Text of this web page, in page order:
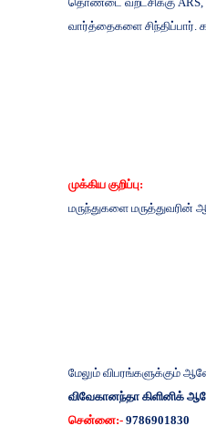
வார்த்தைகளை சிந்திப்பார்.
முக்கிய குறிப்பு:
மருந்துகளை மருத்துவரின்
மேலும் விபரங்களுக்கும்
விவேகானந்தா கிளினிக்
சென்னை:- 9786901830